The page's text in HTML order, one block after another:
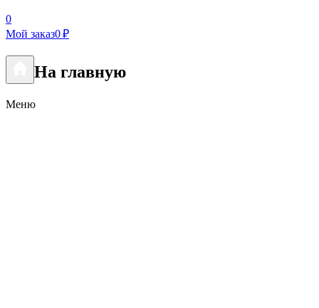
0
Мой заказ0 ₽
На главную
Меню